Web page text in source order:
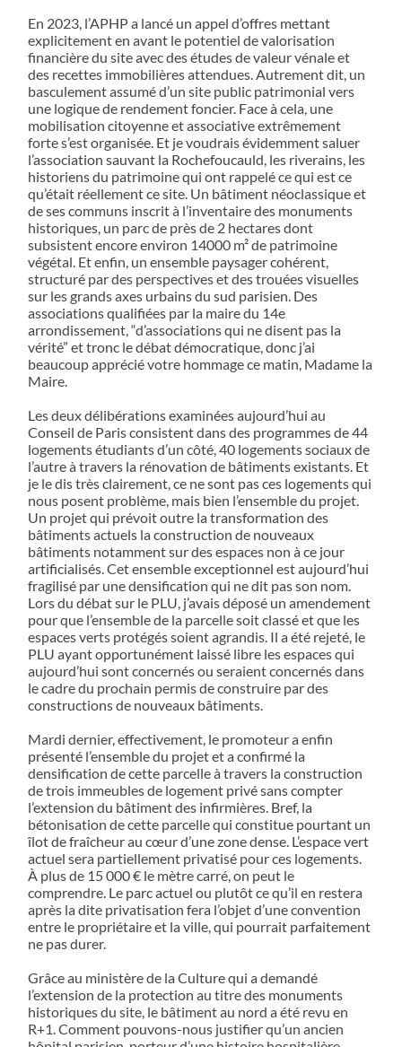
En 2023, l’APHP a lancé un appel d’offres mettant
explicitement en avant le potentiel de valorisation
financière du site avec des études de valeur vénale et
des recettes immobilières attendues. Autrement dit, un
basculement assumé d’un site public patrimonial vers
une logique de rendement foncier. Face à cela, une
mobilisation citoyenne et associative extrêmement
forte s’est organisée. Et je voudrais évidemment saluer
l’association sauvant la Rochefoucauld, les riverains, les
historiens du patrimoine qui ont rappelé ce qui est ce
qu’était réellement ce site. Un bâtiment néoclassique et
de ses communs inscrit à l’inventaire des monuments
historiques, un parc de près de 2 hectares dont
subsistent encore environ 14000 m² de patrimoine
végétal. Et enfin, un ensemble paysager cohérent,
structuré par des perspectives et des trouées visuelles
sur les grands axes urbains du sud parisien. Des
associations qualifiées par la maire du 14e
arrondissement, “d’associations qui ne disent pas la
vérité” et tronc le débat démocratique, donc j’ai
beaucoup apprécié votre hommage ce matin, Madame la
Maire.
Les deux délibérations examinées aujourd’hui au
Conseil de Paris consistent dans des programmes de 44
logements étudiants d’un côté, 40 logements sociaux de
l’autre à travers la rénovation de bâtiments existants. Et
je le dis très clairement, ce ne sont pas ces logements qui
nous posent problème, mais bien l’ensemble du projet.
Un projet qui prévoit outre la transformation des
bâtiments actuels la construction de nouveaux
bâtiments notamment sur des espaces non à ce jour
artificialisés. Cet ensemble exceptionnel est aujourd’hui
fragilisé par une densification qui ne dit pas son nom.
Lors du débat sur le PLU, j’avais déposé un amendement
pour que l’ensemble de la parcelle soit classé et que les
espaces verts protégés soient agrandis. Il a été rejeté, le
PLU ayant opportunément laissé libre les espaces qui
aujourd’hui sont concernés ou seraient concernés dans
le cadre du prochain permis de construire par des
constructions de nouveaux bâtiments.
Mardi dernier, effectivement, le promoteur a enfin
présenté l’ensemble du projet et a confirmé la
densification de cette parcelle à travers la construction
de trois immeubles de logement privé sans compter
l’extension du bâtiment des infirmières. Bref, la
bétonisation de cette parcelle qui constitue pourtant un
îlot de fraîcheur au cœur d’une zone dense. L’espace vert
actuel sera partiellement privatisé pour ces logements.
À plus de 15 000 € le mètre carré, on peut le
comprendre. Le parc actuel ou plutôt ce qu’il en restera
après la dite privatisation fera l’objet d’une convention
entre le propriétaire et la ville, qui pourrait parfaitement
ne pas durer.
Grâce au ministère de la Culture qui a demandé
l’extension de la protection au titre des monuments
historiques du site, le bâtiment au nord a été revu en
R+1. Comment pouvons-nous justifier qu’un ancien